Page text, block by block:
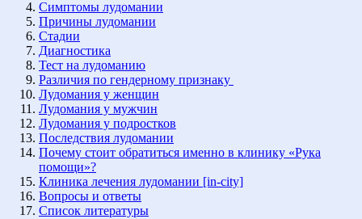
Симптомы лудомании
Причины лудомании
Стадии
Диагностика
Тест на лудоманию
Различия по гендерному признаку
Лудомания у женщин
Лудомания у мужчин
Лудомания у подростков
Последствия лудомании
Почему стоит обратиться именно в клинику «Рука
помощи»?
Клиника лечения лудомании [in-city]
Вопросы и ответы
Список литературы